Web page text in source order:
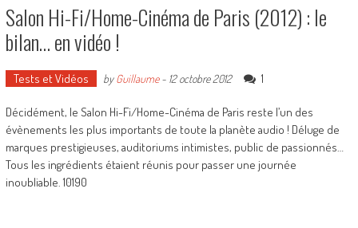
Salon Hi-Fi/Home-Cinéma de Paris (2012) : le
bilan… en vidéo !
Tests et Vidéos byGuillaume- 12 octobre 2012 1
Décidément, le Salon Hi-Fi/Home-Cinéma de Paris reste l’un des
évènements les plus importants de toute la planète audio ! Déluge de
marques prestigieuses, auditoriums intimistes, public de passionnés…
Tous les ingrédients étaient réunis pour passer une journée
inoubliable. 10190